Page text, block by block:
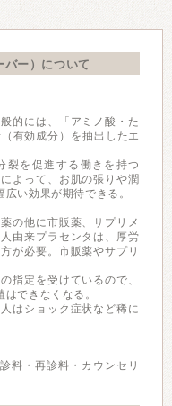
バー）について
的には、「アミノ酸・た
有効成分）を抽出したエ
裂を促進する働きを持つ
よって、お肌の張りや潤
い効果が期待できる。
の他に市販薬、サプリメ
由来プラセンタは、厚労
が必要。市販薬やサプリ
指定を受けているので、
できなくなる。
はショック症状など稀に
料・再診料・カウンセリ